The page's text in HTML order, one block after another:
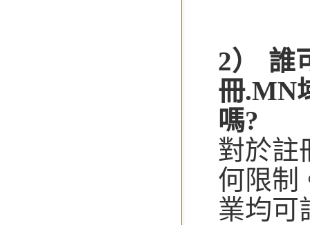
2） 誰
冊.MN
嗎?
對於註
何限制
業均可